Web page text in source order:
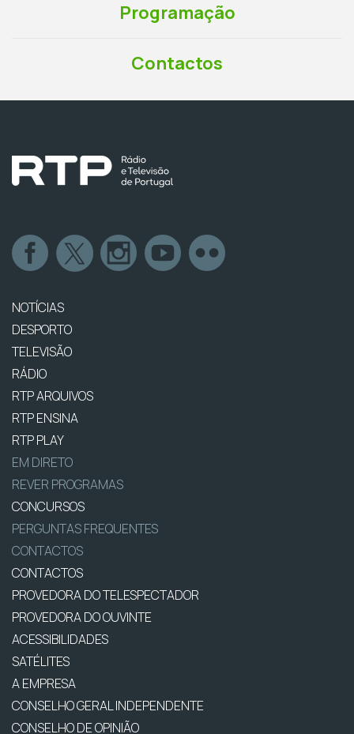
Programação
Contactos
NOTÍCIAS
DESPORTO
TELEVISÃO
RÁDIO
RTP ARQUIVOS
RTP ENSINA
RTP PLAY
EM DIRETO
REVER PROGRAMAS
CONCURSOS
PERGUNTAS FREQUENTES
CONTACTOS
CONTACTOS
PROVEDORA DO TELESPECTADOR
PROVEDORA DO OUVINTE
ACESSIBILIDADES
SATÉLITES
A EMPRESA
CONSELHO GERAL INDEPENDENTE
CONSELHO DE OPINIÃO